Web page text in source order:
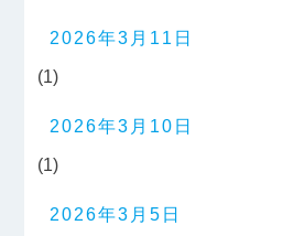
2026年3月11日
(1)
2026年3月10日
(1)
2026年3月5日